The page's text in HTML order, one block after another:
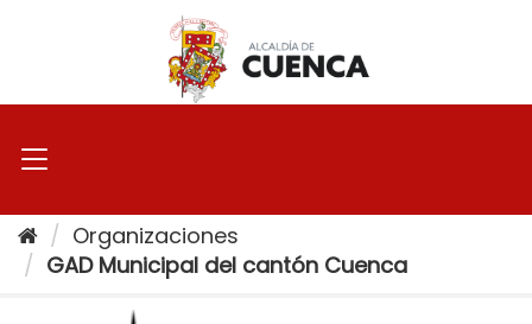
Organizaciones
GAD Municipal del cantón Cuenca